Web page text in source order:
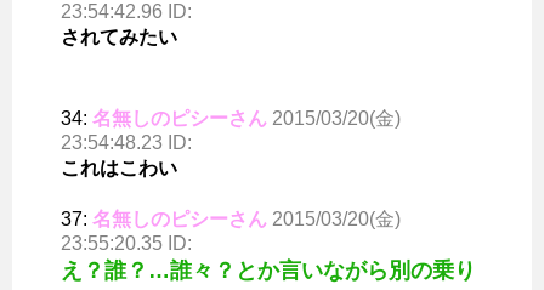
23:54:42.96 ID:
されてみたい
34: 名無しのピシーさん 2015/03/20(金)
23:54:48.23 ID:
これはこわい
37: 名無しのピシーさん 2015/03/20(金)
23:55:20.35 ID:
え？誰？…誰々？とか言いながら別の乗り